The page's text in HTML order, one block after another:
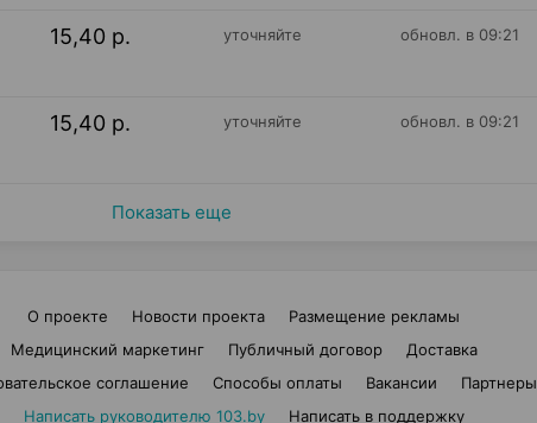
15,40 р. уточняйте обновл. в 09:21
15,40 р. уточняйте обновл. в 09:21
Показать еще
О проекте Новости проекта
Размещение рекламы
Медицинский маркетинг
Публичный договор
Доставка
соглашение
Способы оплаты Вакансии
Партнеры
Написать руководителю 103.by
Написать в поддержку